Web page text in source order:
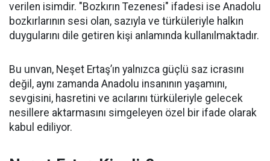
verilen isimdir. "Bozkırın Tezenesi" ifadesi ise Anadolu
bozkırlarının sesi olan, sazıyla ve türküleriyle halkın
duygularını dile getiren kişi anlamında kullanılmaktadır.
Bu unvan, Neşet Ertaş’ın yalnızca güçlü saz icrasını
değil, aynı zamanda Anadolu insanının yaşamını,
sevgisini, hasretini ve acılarını türküleriyle gelecek
nesillere aktarmasını simgeleyen özel bir ifade olarak
kabul ediliyor.